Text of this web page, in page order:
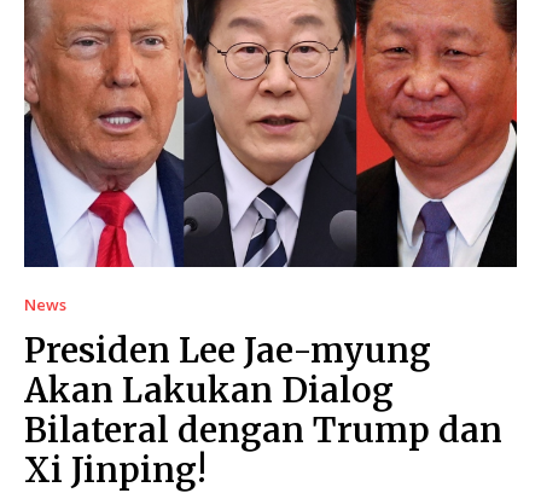
News
Presiden Lee Jae-myung
Akan Lakukan Dialog
Bilateral dengan Trump dan
Xi Jinping!